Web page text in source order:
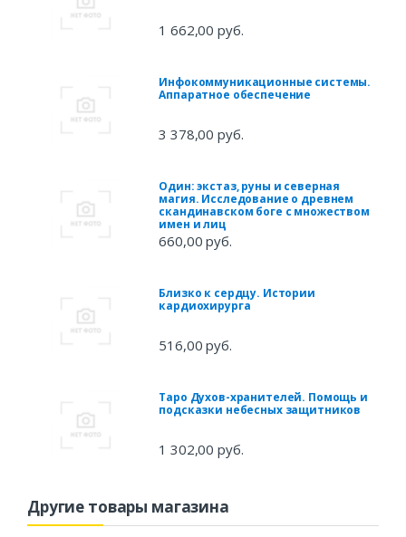
1 662,00 руб.
Инфокоммуникационные системы.
Аппаратное обеспечение
3 378,00 руб.
Один: экстаз, руны и северная
магия. Исследование о древнем
скандинавском боге с множеством
имен и лиц
660,00 руб.
Близко к сердцу. Истории
кардиохирурга
516,00 руб.
Таро Духов-хранителей. Помощь и
подсказки небесных защитников
1 302,00 руб.
Другие товары магазина